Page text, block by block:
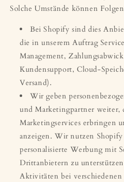
Solche Umstände können
Bei Shopify sind dies
die in unserem Auftrag
Management,
Kundensupport, Cloud-
Versand).
Wir geben
und Marketingpartner weiter,
Marketingservices erbringen
anzeigen. Wir nutzen Shopify
personalisierte Werbung mit
Drittanbietern zu
Aktivitäten bei